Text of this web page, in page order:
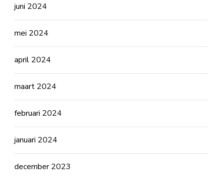
juni 2024
mei 2024
april 2024
maart 2024
februari 2024
januari 2024
december 2023